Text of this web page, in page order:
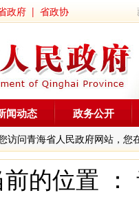
政府 | 省政协
访问青海省人民政府网站，您
闻动态 政务公开
的位置 ：